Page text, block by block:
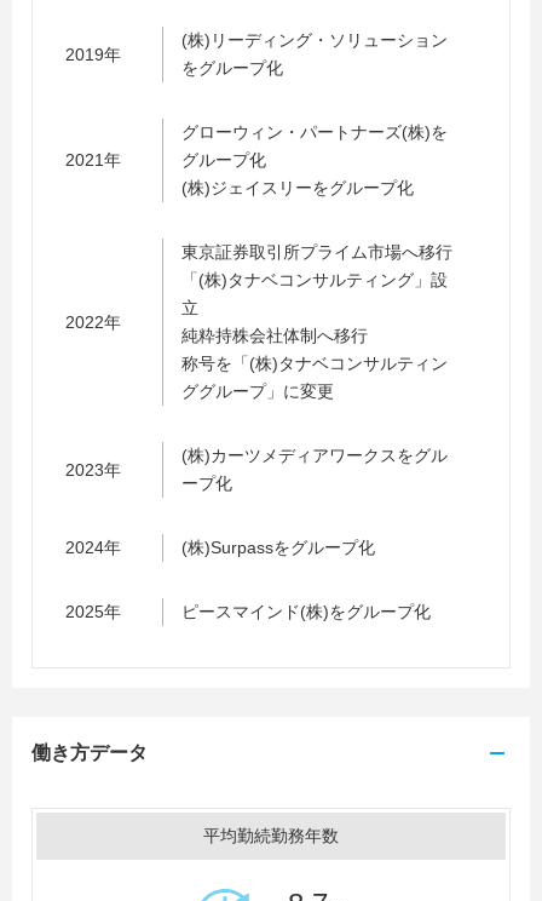
2019年
(株)リーディング・ソリューション
をグループ化
2021年
グローウィン・パートナーズ(株)を
グループ化
(株)ジェイスリーをグループ化
2022年
東京証券取引所プライム市場へ移行
「(株)タナベコンサルティング」設
立
純粋持株会社体制へ移行
称号を「(株)タナベコンサルティン
ググループ」に変更
2023年
(株)カーツメディアワークスをグル
ープ化
2024年 (株)Surpassをグループ化
2025年 ピースマインド(株)をグループ化
働き方データ
平均勤続勤務年数